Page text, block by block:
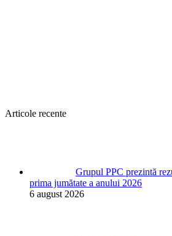
Articole recente
Grupul PPC prezintă
prima jumătate a anului 2026
6 august 2026